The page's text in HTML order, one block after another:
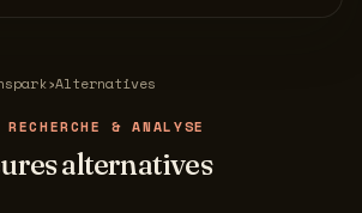
›Alternatives
& ANALYSE
alternatives